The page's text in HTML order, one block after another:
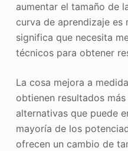
aumentar el tamaño de
curva de aprendizaje es
significa que necesita
técnicos para obtener
La cosa mejora a
obtienen resultados
alternativas que puede
mayoría de los
ofrecen un cambio de